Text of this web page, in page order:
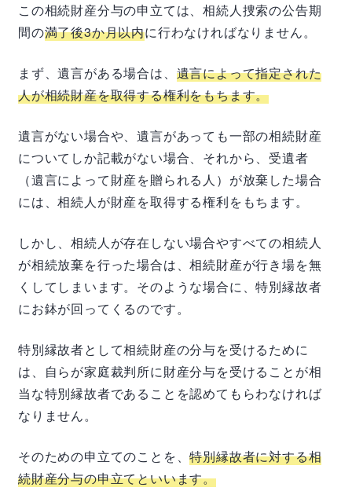
この相続財産分与の申立ては、相続人捜索の公告期
間の満了後3か月以内に行わなければなりません。
まず、遺言がある場合は、 遺言によって指定された
人が相続財産を取得する権利をもちます。
遺言がない場合や、遺言があっても一部の相続財産
についてしか記載がない場合、それから、受遺者
（遺言によって財産を贈られる人）が放棄した場合
には、相続人が財産を取得する権利をもちます。
しかし、相続人が存在しない場合やすべての相続人
が相続放棄を行った場合は、相続財産が行き場を無
くしてしまいます。そのような場合に、特別縁故者
にお鉢が回ってくるのです。
特別縁故者として相続財産の分与を受けるために
は、自らが家庭裁判所に財産分与を受けることが相
当な特別縁故者であることを認めてもらわなければ
なりません。
そのための申立てのことを、特別縁故者に対する相
続財産分与の申立てといいます。